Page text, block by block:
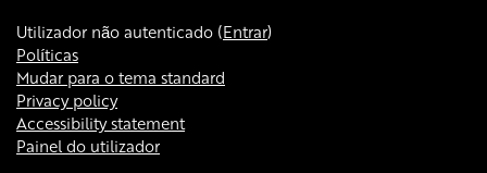
Utilizador não autenticado (Entrar)
Políticas
Mudar para o tema standard
Privacy policy
Accessibility statement
Painel do utilizador